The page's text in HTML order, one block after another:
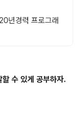
년경력 프로그래
수 있게 공부하자.